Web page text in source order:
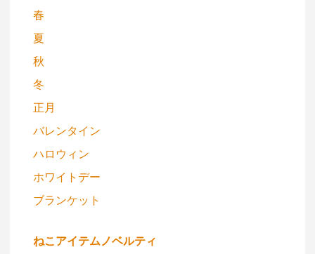
春
夏
秋
冬
正月
バレンタイン
ハロウィン
ホワイトデー
ブランケット
ねこアイテムノベルティ